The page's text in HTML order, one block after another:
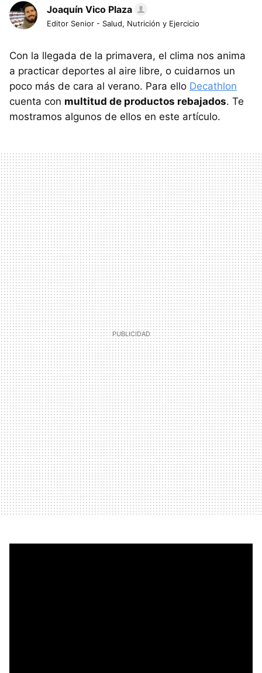
Joaquín Vico Plaza
Editor Senior - Salud, Nutrición y Ejercicio
Con la llegada de la primavera, el clima nos anima
a practicar deportes al aire libre, o cuidarnos un
poco más de cara al verano. Para ello Decathlon
cuenta con multitud de productos rebajados. Te
mostramos algunos de ellos en este artículo.